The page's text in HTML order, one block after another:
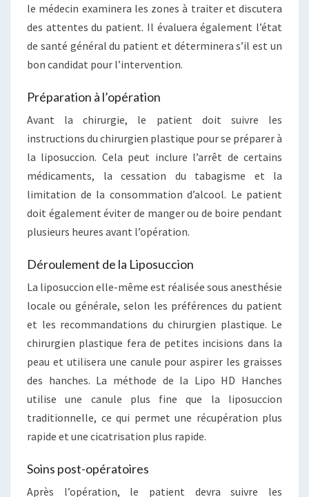
le médecin examinera les zones à traiter et discutera
des attentes du patient. Il évaluera également l’état
de santé général du patient et déterminera s’il est un
bon candidat pour l’intervention.
Préparation à l’opération
Avant la chirurgie, le patient doit suivre les
instructions du chirurgien plastique pour se préparer à
la liposuccion. Cela peut inclure l’arrêt de certains
médicaments, la cessation du tabagisme et la
limitation de la consommation d’alcool. Le patient
doit également éviter de manger ou de boire pendant
plusieurs heures avant l’opération.
Déroulement de la Liposuccion
La liposuccion elle-même est réalisée sous anesthésie
locale ou générale, selon les préférences du patient
et les recommandations du chirurgien plastique. Le
chirurgien plastique fera de petites incisions dans la
peau et utilisera une canule pour aspirer les graisses
des hanches. La méthode de la Lipo HD Hanches
utilise une canule plus fine que la liposuccion
traditionnelle, ce qui permet une récupération plus
rapide et une cicatrisation plus rapide.
Soins post-opératoires
Après l’opération, le patient devra suivre les